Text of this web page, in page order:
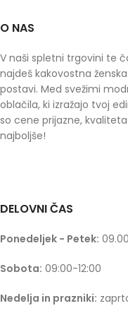
O NAS
V naši spletni trgovini te
najdeš kakovostna
postavi. Med svežimi
oblačila, ki izražajo tvoj
so cene prijazne,
najboljše!
DELOVNI ČAS
Ponedeljek - Petek:
Sobota: 09:00-12:00
Nedelja in prazniki: